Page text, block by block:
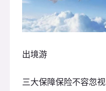
出境游
三大保障保险不容忽视